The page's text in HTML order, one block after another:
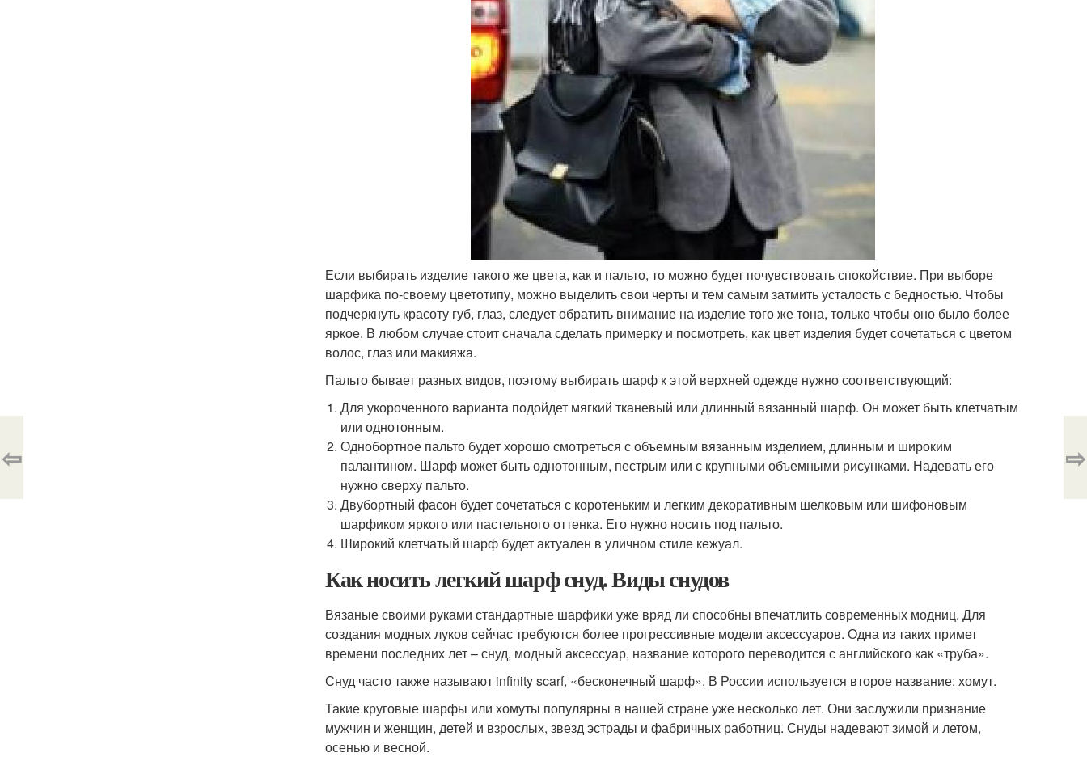
Если выбирать изделие такого же цвета, как и пальто, то можно будет почувствовать спокойствие. При выборе
шарфика по-своему цветотипу, можно выделить свои черты и тем самым затмить усталость с бедностью. Чтобы
подчеркнуть красоту губ, глаз, следует обратить внимание на изделие того же тона, только чтобы оно было более
яркое. В любом случае стоит сначала сделать примерку и посмотреть, как цвет изделия будет сочетаться с цветом
волос, глаз или макияжа.
Пальто бывает разных видов, поэтому выбирать шарф к этой верхней одежде нужно соответствующий:
Для укороченного варианта подойдет мягкий тканевый или длинный вязанный шарф. Он может быть клетчатым
или однотонным.
Однобортное пальто будет хорошо смотреться с объемным вязанным изделием, длинным и широким
палантином. Шарф может быть однотонным, пестрым или с крупными объемными рисунками. Надевать его
нужно сверху пальто.
Двубортный фасон будет сочетаться с коротеньким и легким декоративным шелковым или шифоновым
шарфиком яркого или пастельного оттенка. Его нужно носить под пальто.
Широкий клетчатый шарф будет актуален в уличном стиле кежуал.
Как носить легкий шарф снуд. Виды снудов
Вязаные своими руками стандартные шарфики уже вряд ли способны впечатлить современных модниц. Для
создания модных луков сейчас требуются более прогрессивные модели аксессуаров. Одна из таких примет
времени последних лет – снуд, модный аксессуар, название которого переводится с английского как «труба».
Снуд часто также называют infinity scarf, «бесконечный шарф». В России используется второе название: хомут.
Такие круговые шарфы или хомуты популярны в нашей стране уже несколько лет. Они заслужили признание
мужчин и женщин, детей и взрослых, звезд эстрады и фабричных работниц. Снуды надевают зимой и летом,
осенью и весной.
⇦ ⇨